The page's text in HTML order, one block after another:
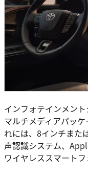
インフォテインメン
マルチメディアパッ
れには、8インチまた
声認識システム、
ワイヤレススマートフ